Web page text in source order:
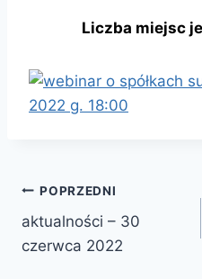
Liczba miejsc
Nawigacja
wpisu
POPRZEDNI
aktualności – 30
czerwca 2022